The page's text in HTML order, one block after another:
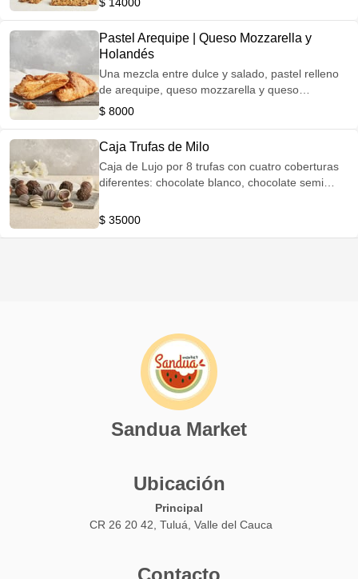
Pastel Arequipe | Queso Mozzarella y
Holandés
Una mezcla entre dulce y salado, pastel relleno
de arequipe, queso mozzarella y queso
holandés.
$ 8000
Caja Trufas de Milo
Caja de Lujo por 8 trufas con cuatro coberturas
diferentes: chocolate blanco, chocolate semi
chocolates.
$ 35000
Sandua Market
Ubicación
Principal
CR 26 20 42, Tuluá, Valle del Cauca
Contacto